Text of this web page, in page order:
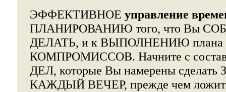
ЭФФЕКТИВНОЕ управление
ПЛАНИРОВАНИЮ того, что Вы
ДЕЛАТЬ, и к ВЫПОЛНЕНИЮ плана
КОМПРОМИССОВ. Начните с
ДЕЛ, которые Вы намерены сделать
КАЖДЫЙ ВЕЧЕР, прежде чем